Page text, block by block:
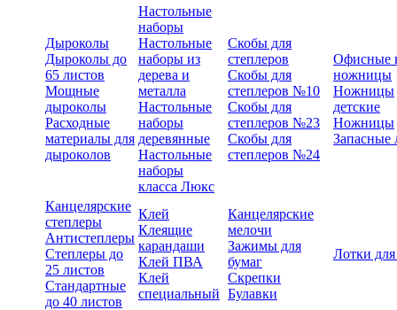
Дыроколы
Дыроколы до
65 листов
Мощные
дыроколы
Расходные
материалы для
дыроколов
Настольные
наборы
Настольные
наборы из
дерева и
металла
Настольные
наборы
деревянные
Настольные
наборы
класса Люкс
Скобы для
степлеров
Скобы для
степлеров №10
Скобы для
степлеров №23
Скобы для
степлеров №24
Офисные
ножницы
Ножницы
детские
Ножницы
Запасные
Канцелярские
степлеры
Антистеплеры
Степлеры до
25 листов
Стандартные
до 40 листов
Клей
Клеящие
карандаши
Клей ПВА
Клей
специальный
Канцелярские
мелочи
Зажимы для
бумаг
Скрепки
Булавки
Лотки